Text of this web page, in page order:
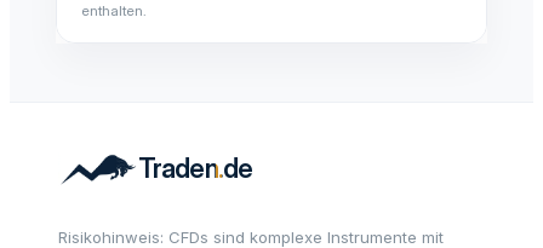
enthalten.
Risikohinweis: CFDs sind komplexe Instrumente mit